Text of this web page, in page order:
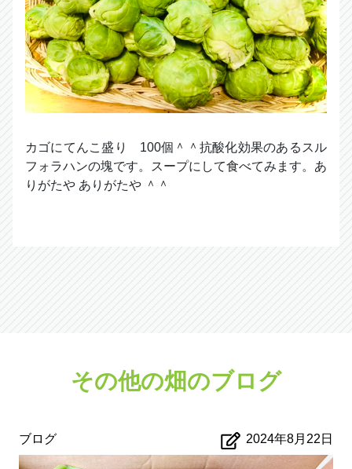
カゴにてんこ盛り 100個＾＾抗酸化効果のあるスル
フォラハンの塊です。スープにして食べてみます。あ
りがたや ありがたや ＾＾
その他の畑のブログ
ブログ 2024年8月22日